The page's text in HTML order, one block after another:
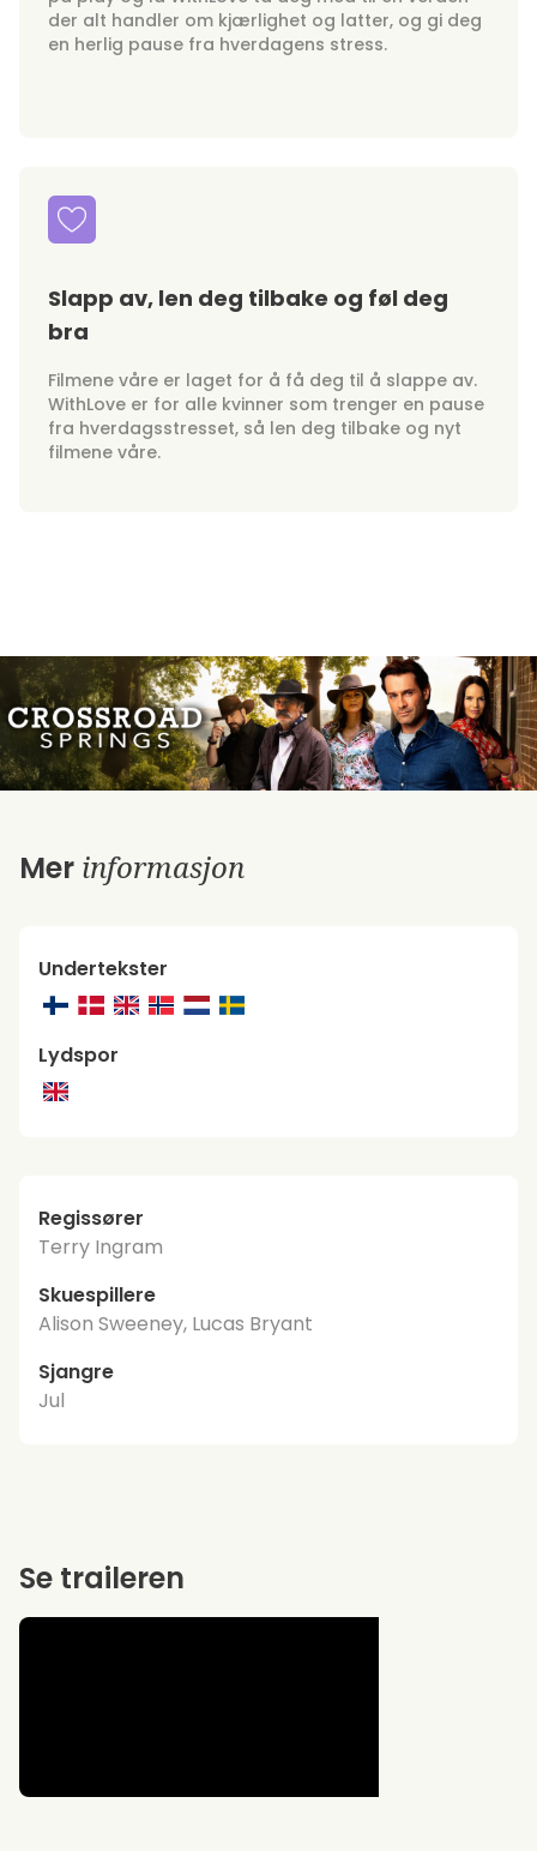
der alt handler om kjærlighet og latter, og gi deg
en herlig pause fra hverdagens stress.
Slapp av, len deg tilbake og føl deg
bra
Filmene våre er laget for å få deg til å slappe av.
WithLove er for alle kvinner som trenger en pause
fra hverdagsstresset, så len deg tilbake og nyt
filmene våre.
Mer informasjon
Undertekster
Lydspor
Regissører
Terry Ingram
Skuespillere
Alison Sweeney, Lucas Bryant
Sjangre
Jul
Se traileren